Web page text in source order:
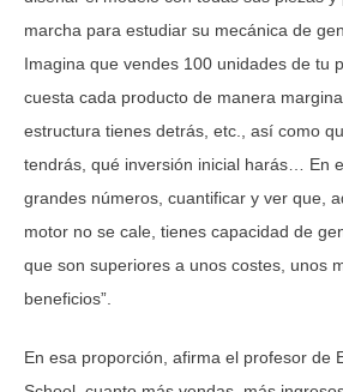
marcha para estudiar su mecánica de
Imagina que vendes 100 unidades de tu
cuesta cada producto de manera
estructura tienes detrás, etc., así como
tendrás, qué inversión inicial harás… En
grandes números, cuantificar y ver que,
motor no se cale, tienes capacidad de
que son superiores a unos costes, unos
beneficios”.
En esa proporción, afirma el profesor de